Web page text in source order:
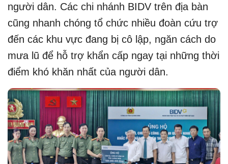
người dân. Các chi nhánh BIDV trên địa bàn
cũng nhanh chóng tổ chức nhiều đoàn cứu trợ
đến các khu vực đang bị cô lập, ngăn cách do
mưa lũ để hỗ trợ khẩn cấp ngay tại những thời
điểm khó khăn nhất của người dân.